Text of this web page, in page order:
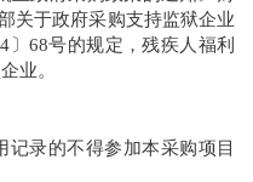
关于政府采购支持监狱企业
〕68号的规定，残疾人福利
业。
录的不得参加本采购项目